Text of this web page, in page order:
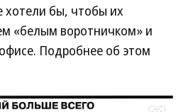
хотели бы, чтобы их
«белым воротничком» и
Подробнее об этом